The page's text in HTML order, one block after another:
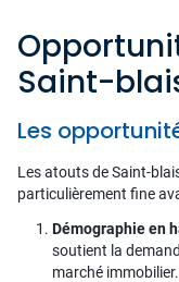
Saint-
Les
Les atouts de Saint-
particulièrement fine
Démographie en
soutient la
marché immobilier.